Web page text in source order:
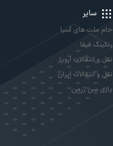
سایر
جام ملت های آسیا
رنکینگ فیفا
نقل و انتقالات اروپا
نقل و انتقالات ایران
پاری سن ژرمن